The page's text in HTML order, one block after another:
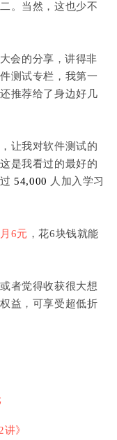
。当然，这也少不
会的分享，讲得非
测试专栏，我第一
推荐给了身边好几
让我对软件测试的
是我看过的最好的
过54,000 人加入学习
6元 ，花6块钱就能
者觉得收获很大想
益， 可享受超低折
》